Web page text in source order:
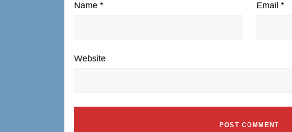
Name * Email*
Website